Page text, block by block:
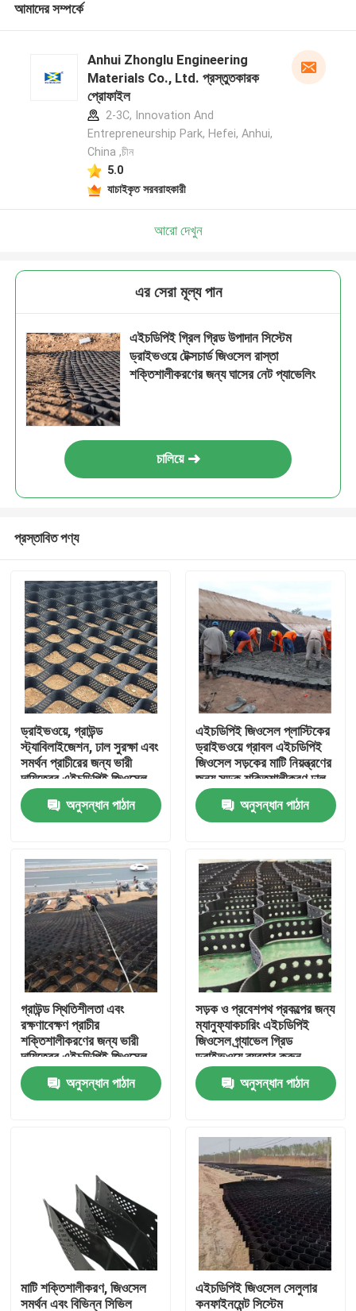
পণ্য
ভিডিও
VR প্রদর্শন
আমাদের সম্পর্কে
কারখানা ভ্রমণ
আমাদের সাথে যোগাযোগ করুন
উদ্ধৃতির জন্য আবেদন
জিওটেক্সটাইল জিওগ্রিড
আমাদের সম্পর্কে
Anhui Zhonglu Engineering
Materials Co., Ltd. প্রস্তুতকারক
প্রোফাইল
2-3C, Innovation And
Entrepreneurship Park, Hefei, Anhui,
China ,চীন
5.0
যাচাইকৃত সরবরাহকারী
আরো দেখুন
এর সেরা মূল্য পান
এইচডিপিই গ্রিল গ্রিড উপাদান সিস্টেম
ড্রাইভওয়ে টেক্সচার্ড জিওসেল রাস্তা
শক্তিশালীকরণের জন্য ঘাসের নেট প্যাভেলিং
চালিয়ে
প্রস্তাবিত পণ্য
ড্রাইভওয়ে, গ্রাউন্ড
স্ট্যাবিলাইজেশন, ঢাল সুরক্ষা এবং
সমর্থন প্রাচীরের জন্য ভারী
দায়িত্বের এইচডিপিই জিওসেল
গ্রাউল গ্রিড সিস্টেম
অনুসন্ধান পাঠান
এইচডিপিই জিওসেল প্লাস্টিকের
ড্রাইভওয়ে গ্রাবল এইচডিপিই
জিওসেল সড়কের মাটি নিয়ন্ত্রণের
জন্য সড়ক শক্তিশালীকরণ ঢাল
সুরক্ষা ক্ষয় নিয়ন্ত্রণ গ্রাবল
হাইওয়ে
অনুসন্ধান পাঠান
গ্রাউন্ড স্থিতিশীলতা এবং
রক্ষণাবেক্ষণ প্রাচীর
শক্তিশালীকরণের জন্য ভারী
দায়িত্বের এইচডিপিই জিওসেল
ড্রাইভওয়ে গ্রাভেল গ্রিড
প্লাস্টিকের জিওসেল সিস্টেম
অনুসন্ধান পাঠান
সড়ক ও প্রবেশপথ প্রকল্পের জন্য
ম্যানুফ্যাকচারিং এইচডিপিই
জিওসেল গ্র্যাভেল গ্রিড
ড্রাইভওয়ে ব্যবহার করুন
অনুসন্ধান পাঠান
মাটি শক্তিশালীকরণ, জিওসেল
সমর্থন এবং বিভিন্ন সিভিল
এইচডিপিই জিওসেল সেলুলার
কনফাইনমেন্ট সিস্টেম